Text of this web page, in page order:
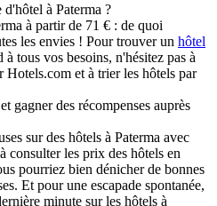
à Paterma ?
à partir de 71 € : de quoi
les envies ! Pour trouver un hôtel
à tous vos besoins, n'hésitez pas à
et à trier les hôtels par
gagner des récompenses auprès
sur des hôtels à Paterma avec
consulter les prix des hôtels en
pourriez bien dénicher de bonnes
Et pour une escapade spontanée,
minute sur les hôtels à